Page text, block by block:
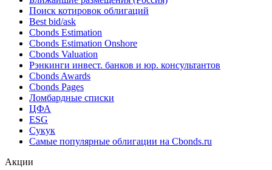
Поиск котировок облигаций
Best bid/ask
Cbonds Estimation
Cbonds Estimation Onshore
Cbonds Valuation
Рэнкинги инвест. банков и юр. консультантов
Cbonds Awards
Cbonds Pages
Ломбардные списки
ЦФА
ESG
Сукук
Самые популярные облигации на Cbonds.ru
Акции